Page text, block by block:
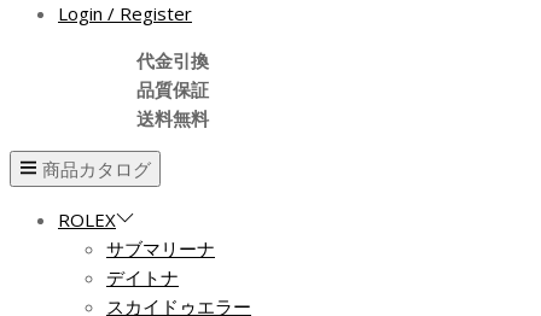
Login / Register
代金引換
品質保証
送料無料
商品カタログ
ROLEX
サブマリーナ
デイトナ
スカイドゥエラー